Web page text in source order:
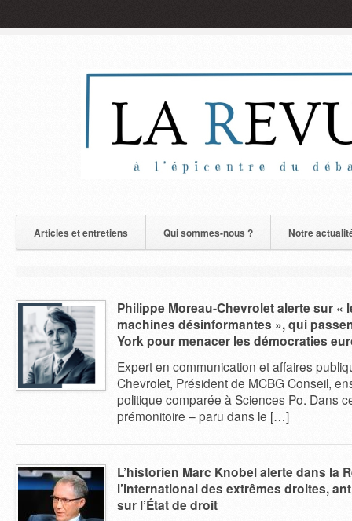
Articles et entretiens Qui sommes-nous ? Notre
Philippe Moreau-Chevrolet alerte sur «
machines désinformantes », qui
York pour menacer les démocraties
Expert en communication et affaires
Chevrolet, Président de MCBG Conseil,
politique comparée à Sciences Po. Dans
prémonitoire – paru dans le […]
L’historien Marc Knobel alerte dans la
l’international des extrêmes droites,
sur l’État de droit